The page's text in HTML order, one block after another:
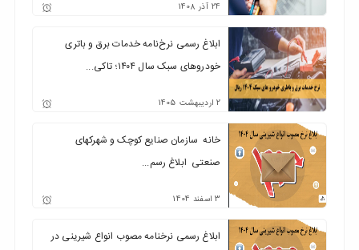
24 آذر 1408
ابلاغ رسمی نرخ‌نامه خدمات برق و باتری
خودروهای سبک سال ۱۴۰۴؛ تاکی...
2 اردیبهشت 1405
خانه سازمان صنایع کوچک و شهرکهای
صنعتی ابلاغ رسم...
3 اسفند 1404
ابلاغ رسمی نرخنامه مصوب انواع شیرینی در